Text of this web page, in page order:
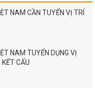
NAM CẦN TUYỂN VỊ TRÍ
NAM TUYỂN DỤNG VỊ
KẾT CẤU